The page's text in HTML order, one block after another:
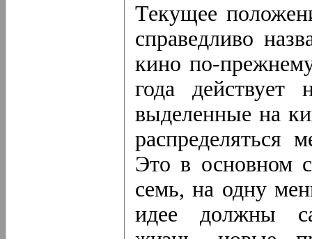
Текущее
справедливо
кино по-
года действует
выделенные на
распределяться
Это в основном
семь, на одну
идее должны